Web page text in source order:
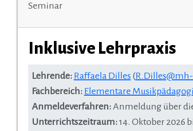
Seminar
Inklusive Lehrpraxis
Lehrende: Raffaela Dilles (
Fachbereich: Elementare
Anmeldeverfahren: Anmeldung über
Unterrichtszeitraum: 14. Oktober 2026